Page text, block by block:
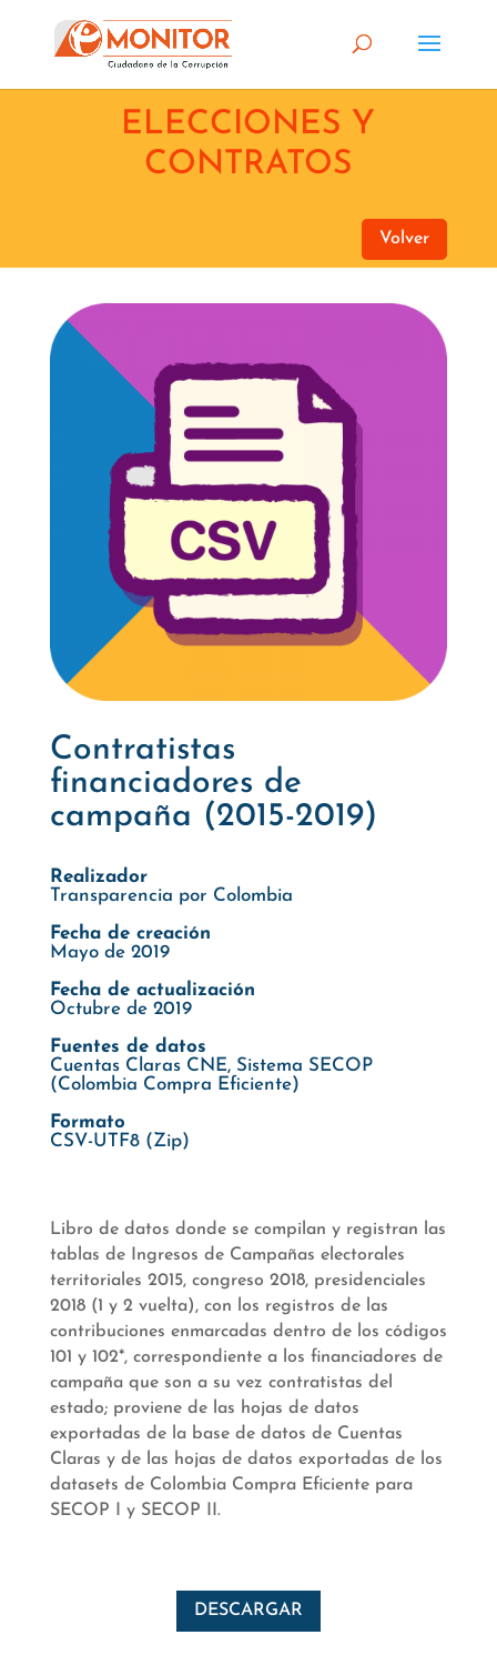
ELECCIONES Y
CONTRATOS
Volver
Contratistas
financiadores de
campaña (2015-2019)
Realizador
Transparencia por Colombia
Fecha de creación
Mayo de 2019
Fecha de actualización
Octubre de 2019
Fuentes de datos
Cuentas Claras CNE, Sistema SECOP
(Colombia Compra Eficiente)
Formato
CSV-UTF8 (Zip)
Libro de datos donde se compilan y registran las
tablas de Ingresos de Campañas electorales
territoriales 2015, congreso 2018, presidenciales
2018 (1 y 2 vuelta), con los registros de las
contribuciones enmarcadas dentro de los códigos
101 y 102*, correspondiente a los financiadores de
campaña que son a su vez contratistas del
estado; proviene de las hojas de datos
exportadas de la base de datos de Cuentas
Claras y de las hojas de datos exportadas de los
datasets de Colombia Compra Eficiente para
SECOP I y SECOP II.
DESCARGAR